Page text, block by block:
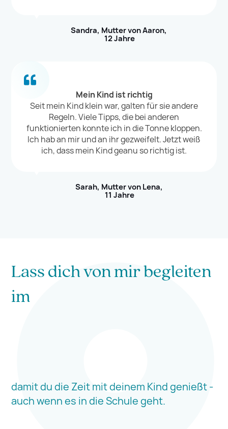
Sandra, Mutter von Aaron,
12 Jahre
Mein Kind ist richtig
Seit mein Kind klein war, galten für sie andere
Regeln. Viele Tipps, die bei anderen
funktionierten konnte ich in die Tonne kloppen.
Ich hab an mir und an ihr gezweifelt. Jetzt weiß
ich, dass mein Kind geanu so richtig ist.
Sarah, Mutter von Lena,
11 Jahre
Lass dich von mir begleiten
im
damit du die Zeit mit deinem Kind genießt -
auch wenn es in die Schule geht.